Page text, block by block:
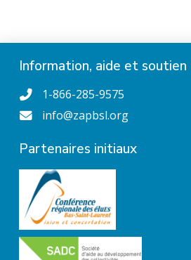
Information, aide et soutien
1-866-285-9575
info@zapbsl.org
Partenaires initiaux